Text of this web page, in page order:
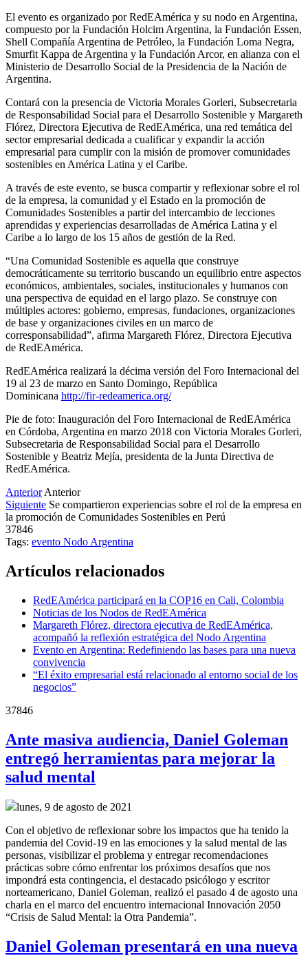
El evento es organizado por RedEAmérica y su nodo en Argentina,
compuesto por la Fundación Holcim Argentina, la Fundación Essen,
Shell Compañía Argentina de Petróleo, la Fundación Loma Negra,
Smurfit Kappa de Argentina y la Fundación Arcor, en alianza con el
Ministerio de Desarrollo Social de la Presidencia de la Nación de
Argentina.
Contará con la presencia de Victoria Morales Gorleri, Subsecretaria
de Responsabilidad Social para el Desarrollo Sostenible y Margareth
Flórez, Directora Ejecutiva de RedEAmérica, una red temática del
sector empresarial dedicada a cualificar y expandir la acción
empresarial para cumplir con la misión de promover comunidades
sostenibles en América Latina y el Caribe.
A través de este evento, se busca compartir y reflexionar sobre el rol
de la empresa, la comunidad y el Estado en la promoción de
Comunidades Sostenibles a partir del intercambio de lecciones
aprendidas y experiencias desarrolladas de América Latina y el
Caribe a lo largo de los 15 años de gestión de la Red.
“Una Comunidad Sostenible es aquella que construye
democráticamente su territorio buscando un equilibrio entre aspectos
económicos, ambientales, sociales, institucionales y humanos con
una perspectiva de equidad en el largo plazo. Se construye con
múltiples actores: gobierno, empresas, fundaciones, organizaciones
de base y organizaciones civiles en un marco de
corresponsabilidad”, afirma Margareth Flórez, Directora Ejecutiva
de RedEAmérica.
RedEAmérica realizará la décima versión del Foro Internacional del
19 al 23 de marzo en Santo Domingo, República
Dominicana http://fir-redeamerica.org/
Pie de foto: Inauguración del Foro Internacional de RedEAmérica
en Córdoba, Argentina en marzo 2018 con Victoria Morales Gorleri,
Subsecretaria de Responsabilidad Social para el Desarrollo
Sostenible y Beatriz Mejía, presidenta de la Junta Directiva de
RedEAmérica.
Anterior Anterior
Siguiente Se compartieron experiencias sobre el rol de la empresa en
la promoción de Comunidades Sostenibles en Perú
37846
Tags: evento Nodo Argentina
Artículos relacionados
RedEAmérica participará en la COP16 en Cali, Colombia
Noticias de los Nodos de RedEAmérica
Margareth Flórez, directora ejecutiva de RedEAmérica,
acompañó la reflexión estratégica del Nodo Argentina
Evento en Argentina: Redefiniendo las bases para una nueva
convivencia
“El éxito empresarial está relacionado al entorno social de los
negocios”
37846
Ante masiva audiencia, Daniel Goleman
entregó herramientas para mejorar la
salud mental
lunes, 9 de agosto de 2021
Con el objetivo de reflexionar sobre los impactos que ha tenido la
pandemia del Covid-19 en las emociones y la salud mental de las
personas, visibilizar el problema y entregar recomendaciones
prácticas sobre cómo enfrentar los próximos desafíos que nos
impondrá esta contingencia, el destacado psicólogo y escritor
norteamericano, Daniel Goleman, realizó el pasado 4 de agosto una
charla en el marco del encuentro internacional Innovación 2050
“Crisis de Salud Mental: la Otra Pandemia”.
Daniel Goleman presentará en una nueva